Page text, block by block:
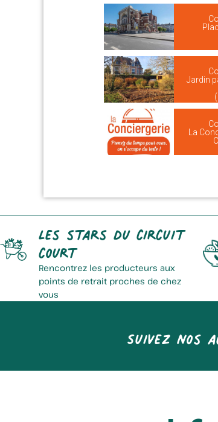
Jardin
La
Les stars du circuit
court
Rencontrez les producteurs aux
points de retrait proches de chez
vous
Suivez